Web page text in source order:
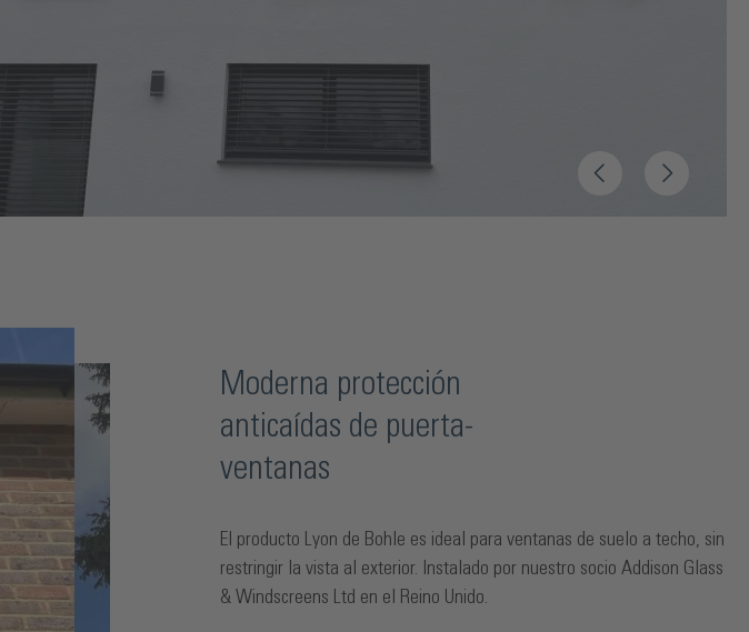
Moderna protección
anticaídas de puerta-
ventanas
El producto Lyon de Bohle es ideal para ventanas de suelo a techo, sin
restringir la vista al exterior. Instalado por nuestro socio Addison Glass
& Windscreens Ltd en el Reino Unido.